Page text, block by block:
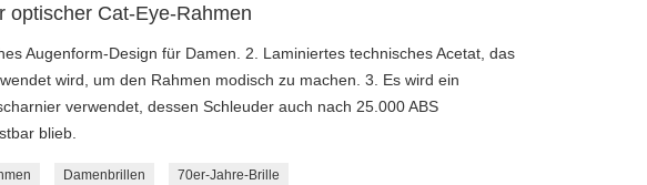
optischer Cat-Eye-Rahmen
Augenform-Design für Damen. 2. Laminiertes technisches Acetat, das
wird, um den Rahmen modisch zu machen. 3. Es wird ein
verwendet, dessen Schleuder auch nach 25.000 ABS
blieb.
Damenbrillen 70er-Jahre-Brille